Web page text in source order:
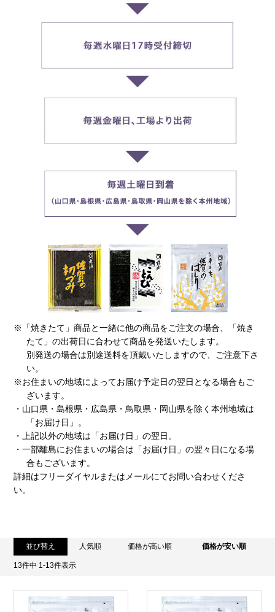
※「焼きたて」商品と一緒に他の商品をご注文の場合、「焼き
たて」の出荷日に合わせて商品を発送いたします。
別発送の場合は別途送料を頂戴いたしますので、ご注意下さ
い。
※お住まいの地域によってお届け予定日の翌日となる場合もご
ざいます。
・山口県・島根県・広島県・鳥取県・岡山県を除く本州地域は
「お届け日」。
・上記以外の地域は「お届け日」の翌日。
・一部離島にお住まいの場合は「お届け日」の翌々日になる場
合もございます。
詳細はフリーダイヤルまたはメールにてお問い合わせくださ
い。
並び替え 人気順 価格が高い順 価格が安い順
13件中 1-13件表示